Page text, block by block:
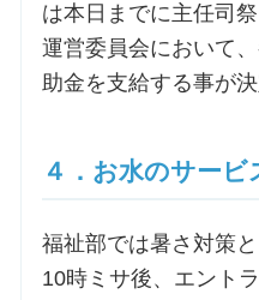
は本日までに主任司
運営委員会において
助金を支給する事が決
４．お水のサー
福祉部では暑さ対策
10時ミサ後、エント